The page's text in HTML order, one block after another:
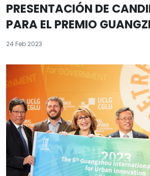
PRESENTACIÓN DE
PARA EL PREMIO
24 Feb 2023